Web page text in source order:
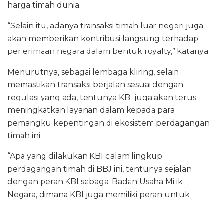
harga timah dunia.
“Selain itu, adanya transaksi timah luar negeri juga
akan memberikan kontribusi langsung terhadap
penerimaan negara dalam bentuk royalty,” katanya.
Menurutnya, sebagai lembaga kliring, selain
memastikan transaksi berjalan sesuai dengan
regulasi yang ada, tentunya KBI juga akan terus
meningkatkan layanan dalam kepada para
pemangku kepentingan di ekosistem perdagangan
timah ini.
“Apa yang dilakukan KBI dalam lingkup
perdagangan timah di BBJ ini, tentunya sejalan
dengan peran KBI sebagai Badan Usaha Milik
Negara, dimana KBI juga memiliki peran untuk